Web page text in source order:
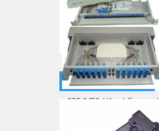
Mua ngay
ODF 24FO-Hộp phối quang/
Giá phối quang
Mua ngay
CÔNG CỤ DỤNG CỤ